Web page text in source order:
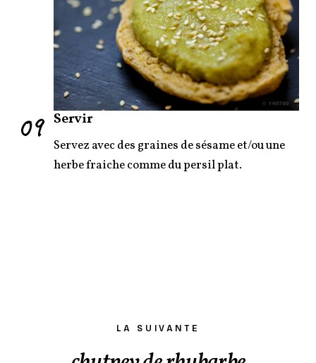
09 Servir
Servez avec des graines de sésame et/ou une
herbe fraiche comme du persil plat.
LA SUIVANTE